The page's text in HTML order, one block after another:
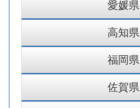
愛媛県
高知県
福岡県
佐賀県